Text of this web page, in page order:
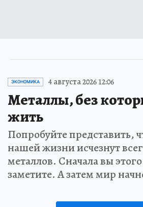
ЭКОНОМИКА 4 августа 2026 12:06
Металлы, без
жить
Попробуйте представить,
нашей жизни исчезнут
металлов. Сначала вы
заметите. А затем мир